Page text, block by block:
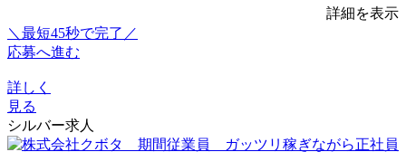
詳細を表示
＼最短45秒で完了／
応募へ進む
詳しく
見る
シルバー求人